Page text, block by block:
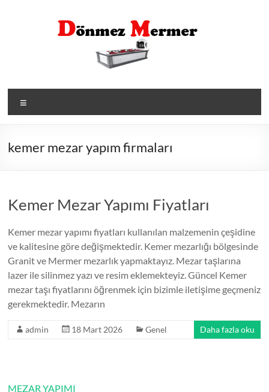
kemer mezar yapım firmaları
Kemer Mezar Yapımı Fiyatları
Kemer mezar yapımı fiyatları kullanılan malzemenin çeşidine
ve kalitesine göre değişmektedir. Kemer mezarlığı bölgesinde
Granit ve Mermer mezarlık yapmaktayız. Mezar taşlarına
lazer ile silinmez yazı ve resim eklemekteyiz. Güncel Kemer
mezar taşı fiyatlarını öğrenmek için bizimle iletişime geçmeniz
gerekmektedir. Mezarın
admin 18 Mart 2026 Genel Daha fazla oku
MEZAR YAPIMI